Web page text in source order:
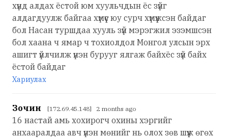
хүнд алдах ёстой юм хуульчдын ёс зүйг
алдагдуулж байгаа хүмүүс юу сурч хүмүүжсэн байдаг
бол Насан туршдаа хууль зүй мэрэгжил эзэмшсэн
бол хаана ч ямар ч тохиолдол Монгол улсын эрх
ашигт үйлчилж үнэн бурууг ялгаж байхёс зүй байх
ёстой байдаг
Хариулах
Зочин [172.69.45.148] 2 months ago
16 настай амь хохирогч охины хэргийг
анхааралдаа авч үнэн мөнийг нь олох зөв шүүж өгөх